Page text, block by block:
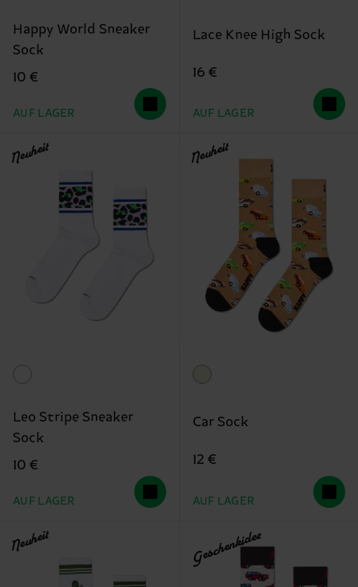
Happy World Sneaker
Sock
10 €
AUF LAGER
Lace Knee High Sock
16 €
AUF LAGER
Neuheit
Leo Stripe Sneaker
Sock
10 €
AUF LAGER
Neuheit
Car Sock
12 €
AUF LAGER
Neuheit Geschenkidee